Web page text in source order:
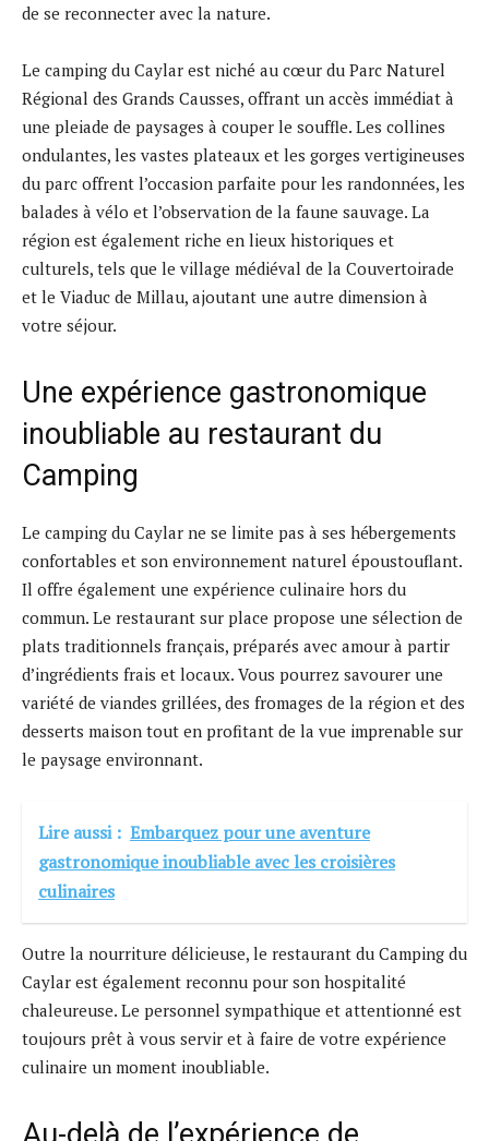
de se reconnecter avec la nature.
Le camping du Caylar est niché au cœur du Parc Naturel
Régional des Grands Causses, offrant un accès immédiat à
une pleiade de paysages à couper le souffle. Les collines
ondulantes, les vastes plateaux et les gorges vertigineuses
du parc offrent l’occasion parfaite pour les randonnées, les
balades à vélo et l’observation de la faune sauvage. La
région est également riche en lieux historiques et
culturels, tels que le village médiéval de la Couvertoirade
et le Viaduc de Millau, ajoutant une autre dimension à
votre séjour.
Une expérience gastronomique
inoubliable au restaurant du
Camping
Le camping du Caylar ne se limite pas à ses hébergements
confortables et son environnement naturel époustouflant.
Il offre également une expérience culinaire hors du
commun. Le restaurant sur place propose une sélection de
plats traditionnels français, préparés avec amour à partir
d’ingrédients frais et locaux. Vous pourrez savourer une
variété de viandes grillées, des fromages de la région et des
desserts maison tout en profitant de la vue imprenable sur
le paysage environnant.
Lire aussi : Embarquez pour une aventure
gastronomique inoubliable avec les croisières
culinaires
Outre la nourriture délicieuse, le restaurant du Camping du
Caylar est également reconnu pour son hospitalité
chaleureuse. Le personnel sympathique et attentionné est
toujours prêt à vous servir et à faire de votre expérience
culinaire un moment inoubliable.